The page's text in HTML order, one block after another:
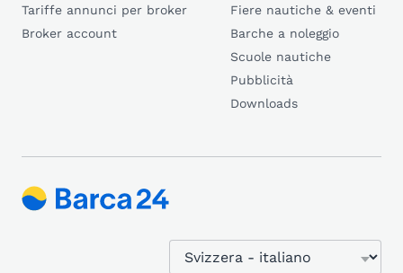
Tariffe annunci per broker
Broker account
Fiere nautiche & eventi
Barche a noleggio
Scuole nautiche
Pubblicità
Downloads